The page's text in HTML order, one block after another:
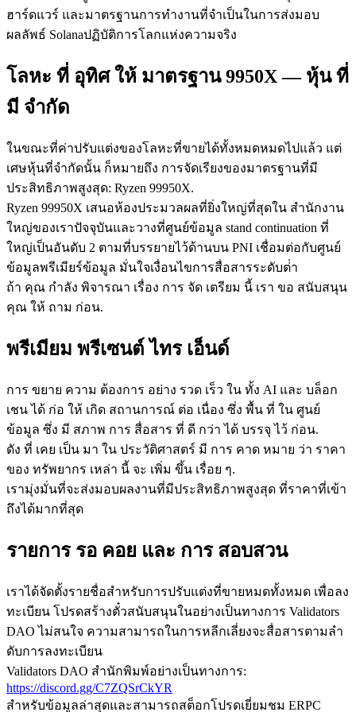
ฮาร์ดแวร์ และมาตรฐานการทํางานที่จําเป็นในการส่งมอบ
ผลลัพธ์ Solanaปฏิบัติการโลกแห่งความจริง
โลหะ ที่ อุทิศ ให้ มาตรฐาน 9950X — หุ้น ที่
มี จํากัด
ในขณะที่ค่าปรับแต่งของโลหะที่ขายได้ทั้งหมดหมดไปแล้ว แต่
เศษหุ้นที่จํากัดนั้น ก็หมายถึง การจัดเรียงของมาตรฐานที่มี
ประสิทธิภาพสูงสุด: Ryzen 99950X.
Ryzen 99950X เสนอห้องประมวลผลที่ยิ่งใหญ่ที่สุดใน สํานักงาน
ใหญ่ของเราปัจจุบันและวางที่ศูนย์ข้อมูล stand continuation ที่
ใหญ่เป็นอันดับ 2 ตามที่บรรยายไว้ด้านบน PNI เชื่อมต่อกับศูนย์
ข้อมูลพรีเมียร์ข้อมูล มั่นใจเงื่อนไขการสื่อสารระดับต่ํา
ถ้า คุณ กําลัง พิจารณา เรื่อง การ จัด เตรียม นี้ เรา ขอ สนับสนุน
คุณ ให้ ถาม ก่อน.
พรีเมียม พรีเซนต์ ไทร เอ็นด์
การ ขยาย ความ ต้องการ อย่าง รวด เร็ว ใน ทั้ง AI และ บล็อก
เชน ได้ ก่อ ให้ เกิด สถานการณ์ ต่อ เนื่อง ซึ่ง พื้น ที่ ใน ศูนย์
ข้อมูล ซึ่ง มี สภาพ การ สื่อสาร ที่ ดี กว่า ได้ บรรจุ ไว้ ก่อน.
ดัง ที่ เคย เป็น มา ใน ประวัติศาสตร์ มี การ คาด หมาย ว่า ราคา
ของ ทรัพยากร เหล่า นี้ จะ เพิ่ม ขึ้น เรื่อย ๆ.
เรามุ่งมั่นที่จะส่งมอบผลงานที่มีประสิทธิภาพสูงสุด ที่ราคาที่เข้า
ถึงได้มากที่สุด
รายการ รอ คอย และ การ สอบสวน
เราได้จัดตั้งรายชื่อสําหรับการปรับแต่งที่ขายหมดทั้งหมด เพื่อลง
ทะเบียน โปรดสร้างตั๋วสนับสนุนในอย่างเป็นทางการ Validators
DAO ไม่สนใจ ความสามารถในการหลีกเลี่ยงจะสื่อสารตามลํา
ดับการลงทะเบียน
Validators DAO สํานักพิมพ์อย่างเป็นทางการ:
https://discord.gg/C7ZQSrCkYR
สําหรับข้อมูลล่าสุดและสามารถสต็อกโปรดเยี่ยมชม ERPC